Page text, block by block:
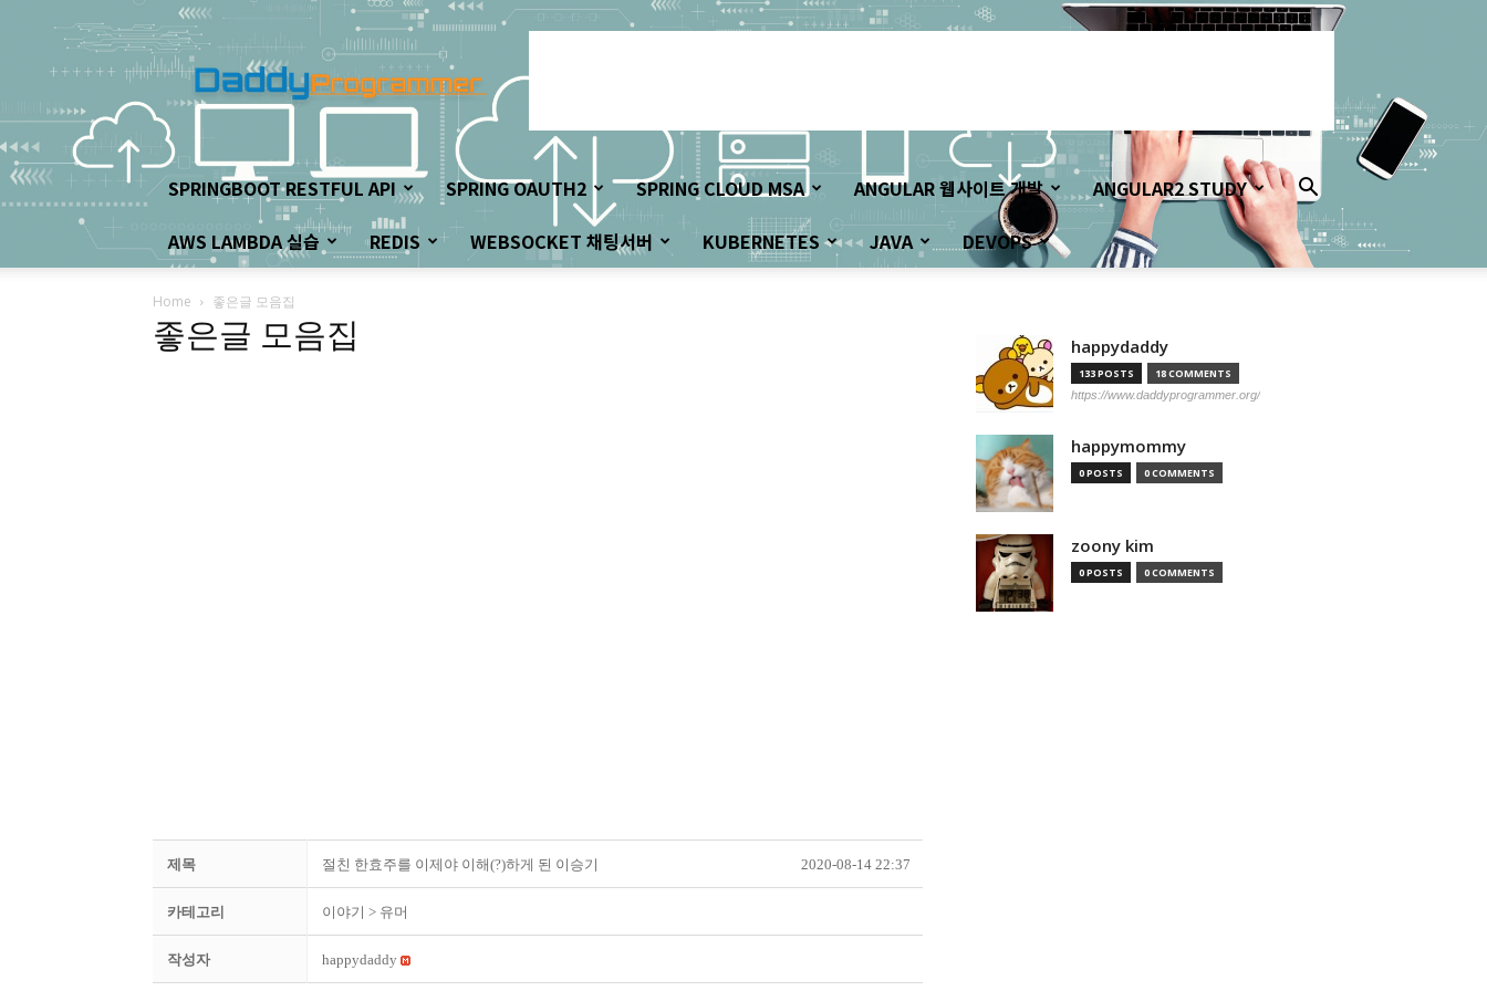
아
프
로
머
의
좌
충
우
개
발
SPRINGBOOT RESTFUL API SPRING OAUTH2 SPRING CLOUD MSA ANGULAR 웹사이트 개발
ANGULAR2 STUDY
AWS LAMBDA 실습
REDIS WEBSOCKET 채팅서버 KUBERNETES JAVA DEVOPS
Home 좋은글 모음집
좋은글 모음집
제목 절친 한효주를 이제야 이해(?)하게 된 이승기 2020-08-14 22:37
카테고리 이야기 > 유머
작성자 happydaddy
happydaddy
133 POSTS 18 COMMENTS
https://www.daddyprogrammer.org/
happymommy
0 POSTS 0 COMMENTS
zoony kim
0 POSTS 0 COMMENTS